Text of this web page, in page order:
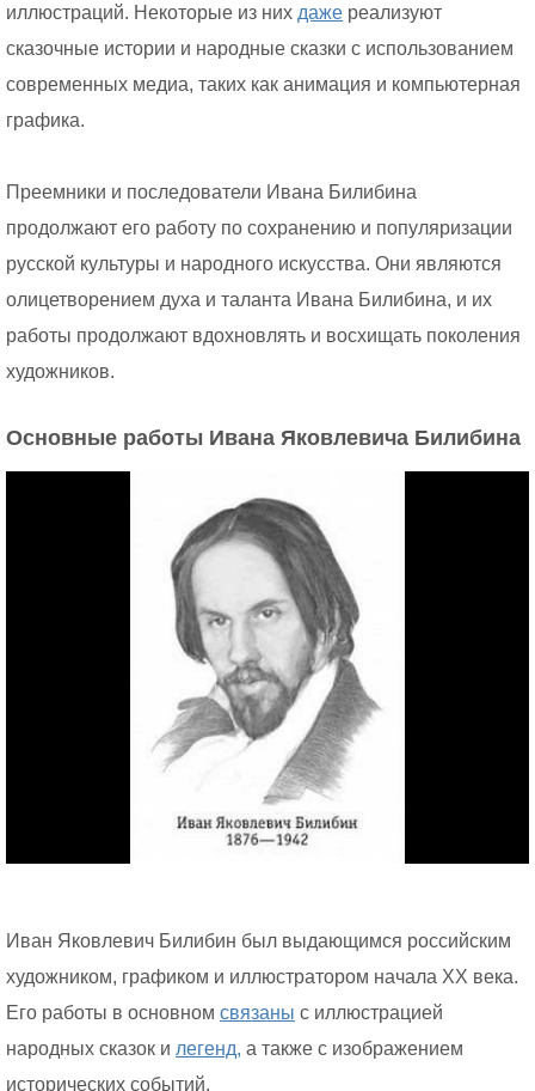
иллюстраций. Некоторые из них даже реализуют
сказочные истории и народные сказки с использованием
современных медиа, таких как анимация и компьютерная
графика.
Преемники и последователи Ивана Билибина
продолжают его работу по сохранению и популяризации
русской культуры и народного искусства. Они являются
олицетворением духа и таланта Ивана Билибина, и их
работы продолжают вдохновлять и восхищать поколения
художников.
Основные работы Ивана Яковлевича Билибина
Иван Яковлевич Билибин был выдающимся российским
художником, графиком и иллюстратором начала XX века.
Его работы в основном связаны с иллюстрацией
народных сказок и легенд, а также с изображением
исторических событий.